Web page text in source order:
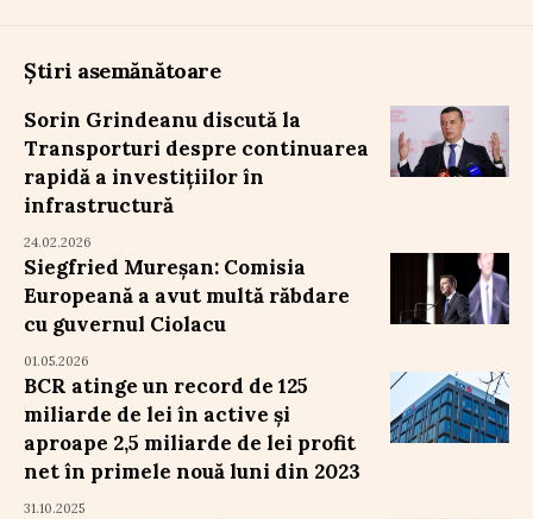
Știri asemănătoare
Sorin Grindeanu discută la
Transporturi despre continuarea
rapidă a investițiilor în
infrastructură
24.02.2026
Siegfried Mureșan: Comisia
Europeană a avut multă răbdare
cu guvernul Ciolacu
01.05.2026
BCR atinge un record de 125
miliarde de lei în active și
aproape 2,5 miliarde de lei profit
net în primele nouă luni din 2023
31.10.2025